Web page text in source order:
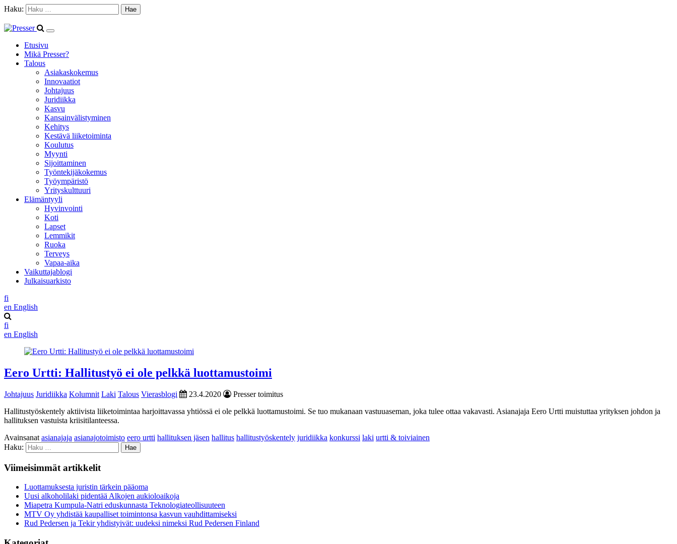
Haku:
Etusivu
Mikä Presser?
Talous
Asiakaskokemus
Innovaatiot
Johtajuus
Juridiikka
Kasvu
Kansainvälistyminen
Kehitys
Kestävä liiketoiminta
Koulutus
Myynti
Sijoittaminen
Työntekijäkokemus
Työympäristö
Yrityskulttuuri
Elämäntyyli
Hyvinvointi
Koti
Lapset
Lemmikit
Ruoka
Terveys
Vapaa-aika
Vaikuttajablogi
Julkaisuarkisto
fi
en English
fi
en English
Eero Urtti: Hallitustyö ei ole pelkkä luottamustoimi
Johtajuus Juridiikka Kolumnit Laki Talous Vierasblogi 23.4.2020
Presser toimitus
Hallitustyöskentely aktiivista liiketoimintaa harjoittavassa yhtiössä ei ole pelkkä luottamustoimi. Se tuo mukanaan vastuuaseman, joka tulee ottaa vakavasti. Asianajaja Eero Urtti muistuttaa yrityksen johdon ja
hallituksen vastuista kriisitilanteessa.
Avainsanat asianajaja asianajotoimisto eero urtti hallituksen jäsen hallitus hallitustyöskentely juridiikka konkurssi laki urtti & toiviainen
Haku:
Viimeisimmät artikkelit
Luottamuksesta juristin tärkein pääoma
Uusi alkoholilaki pidentää Alkojen aukioloaikoja
Miapetra Kumpula-Natri eduskunnasta Teknologiateollisuuteen
MTV Oy yhdistää kaupalliset toimintonsa kasvun vauhdittamiseksi
Rud Pedersen ja Tekir yhdistyivät: uudeksi nimeksi Rud Pedersen Finland